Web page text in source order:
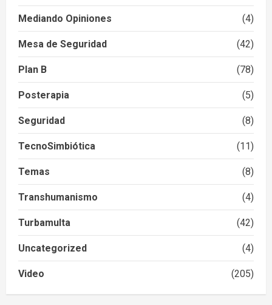
Mediando Opiniones (4)
Mesa de Seguridad (42)
Plan B (78)
Posterapia (5)
Seguridad (8)
TecnoSimbiótica (11)
Temas (8)
Transhumanismo (4)
Turbamulta (42)
Uncategorized (4)
Video (205)